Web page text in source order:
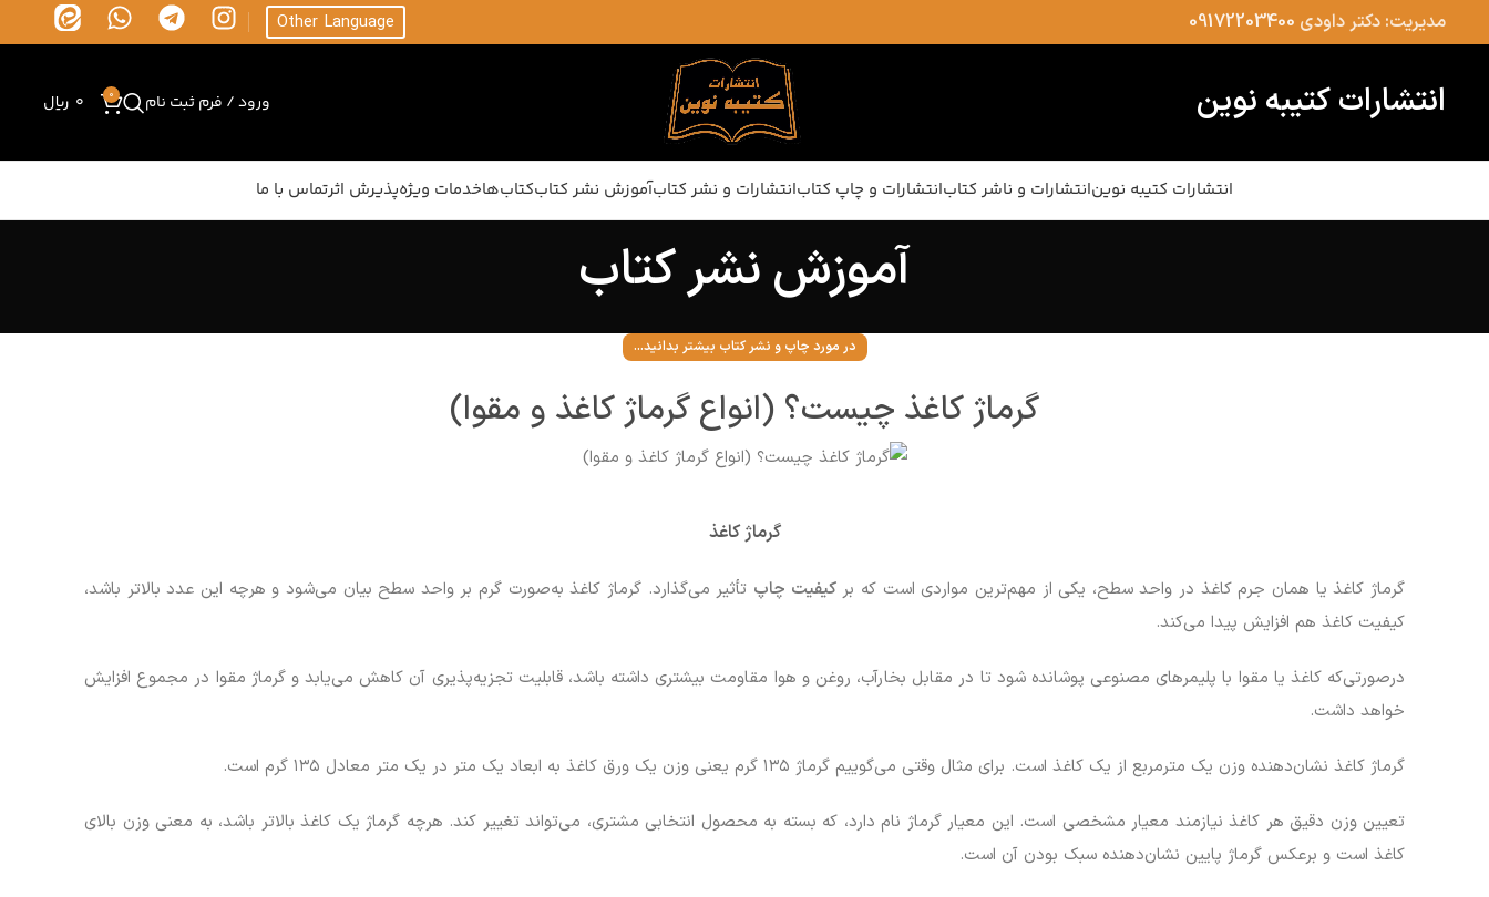
مدیریت: دکتر داودی 09172203400
Other Language
انتشارات کتیبه نوین ورود / فرم ثبت نام 0 ریال 0
انتشارات کتیبه نوینانتشارات و ناشر کتابانتشارات و چاپ کتابانتشارات و نشر کتابآموزش نشر کتابکتاب‌هاخدمات ویژهپذیرش اثرتماس با ما
آموزش نشر کتاب
در مورد چاپ و نشر کتاب بیشتر بدانید...
گرماژ کاغذ چیست؟ (انواع گرماژ کاغذ و مقوا)
گرماژ کاغذ
گرماژ کاغذ یا همان جرم کاغذ در واحد سطح، یکی از مهم‌ترین مواردی است که برکیفیت چاپ تأثیر می‌گذارد. گرماژ کاغذ به‌صورت گرم بر واحد سطح بیان می‌شود و هرچه این عدد بالاتر باشد،
کیفیت کاغذ هم افزایش پیدا می‌کند.
درصورتی‌که کاغذ یا مقوا با پلیمرهای مصنوعی پوشانده شود تا در مقابل بخارآب، روغن و هوا مقاومت بیشتری داشته باشد، قابلیت تجزیه‌پذیری آن کاهش می‌یابد و گرماژ مقوا در مجموع افزایش
خواهد داشت.
گرماژ کاغذ نشان‌دهنده وزن یک مترمربع از یک کاغذ است. برای مثال وقتی می‌گوییم گرماژ ۱۳۵ گرم یعنی وزن یک ورق کاغذ به ابعاد یک متر در یک متر معادل ۱۳۵ گرم است.
تعیین وزن دقیق هر کاغذ نیازمند معیار مشخصی است. این معیار گرماژ نام دارد، که بسته به محصول انتخابی مشتری، می‌تواند تغییر کند. هرچه گرماژ یک کاغذ بالاتر باشد، به معنی وزن بالای
کاغذ است و برعکس گرماژ پایین نشان‌دهنده سبک بودن آن است.